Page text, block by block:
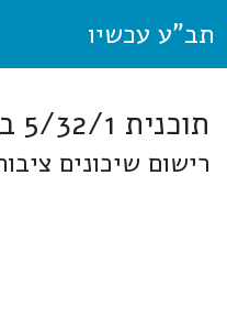
תב"ע עכשיו
תוכנית 5/32/1 בית-שמש
רישום שיכונים